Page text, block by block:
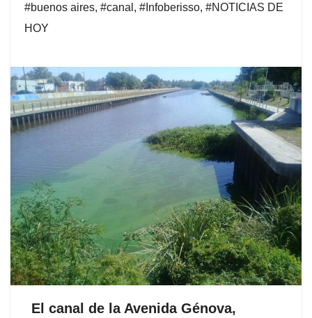
#buenos aires, #canal , #Infoberisso, #NOTICIAS DE
HOY
El canal de la Avenida Génova,